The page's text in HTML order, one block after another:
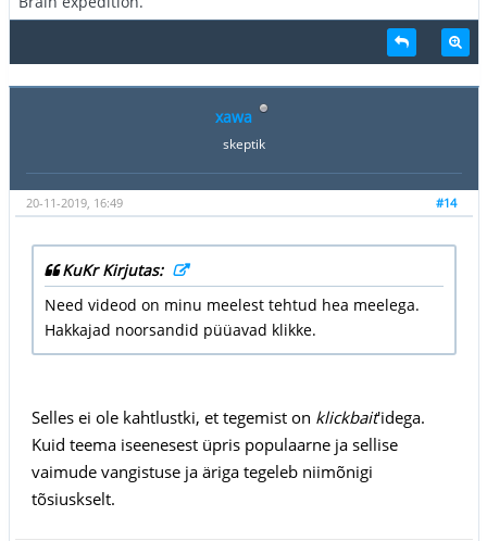
xawa
skeptik
#14
20-11-2019, 16:49
KuKr Kirjutas:
Need videod on minu meelest tehtud hea meelega.
Hakkajad noorsandid püüavad klikke.
Selles ei ole kahtlustki, et tegemist on klickbait'idega.
Kuid teema iseenesest üpris populaarne ja sellise
vaimude vangistuse ja äriga tegeleb niimõnigi
tõsiuskselt.